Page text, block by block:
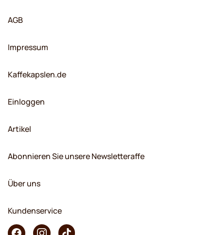
AGB
Impressum
Kaffekapslen.de
Einloggen
Artikel
Abonnieren Sie unsere Newsletteraffe
Über uns
Kundenservice